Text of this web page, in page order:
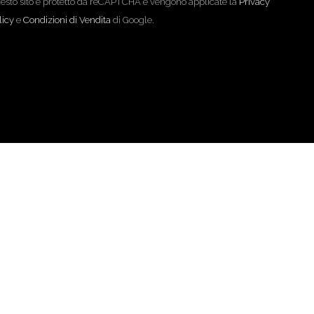
e Condizioni di Venditadi Google.